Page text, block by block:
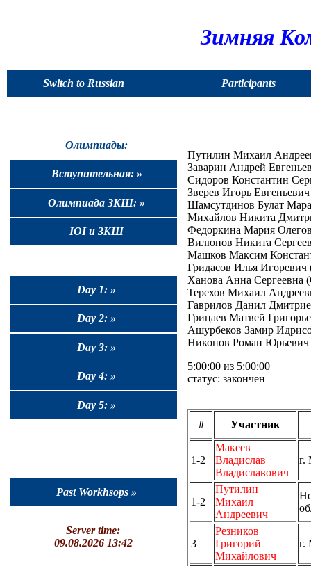
Зимняя
Switch to Russian Participants
Олимпиады:
Вступительная: »
Олимпиада ЗКШ: »
IOI и ЗКШ
Day 1: »
Day 2: »
Day 3: »
Day 4: »
Day 5: »
Past Workhsops »
Server time:
09.08.2026 13:42
Путилин Михаил
Заварин Андрей
Сидоров Константин
Зверев Игорь
Шамсутдинов Булат
Михайлов Никита
Федоркина Мария
Вилюнов Никита
Машков Максим
Гридасов Илья Игоревич
Ханова Анна Сергеевна
Терехов Михаил
Гаврилов Данил
Грицаев Матвей
Ашурбеков Замир
Никонов Роман Юрьевич
5:00:00 из 5:00:00
статус: закончен
# Участник
1-2
Макеев
Владислав
Владиславович
г.
1-2
Путилин
Михаил
Андреевич
3
Резников
Григорий
Михайлович
г.